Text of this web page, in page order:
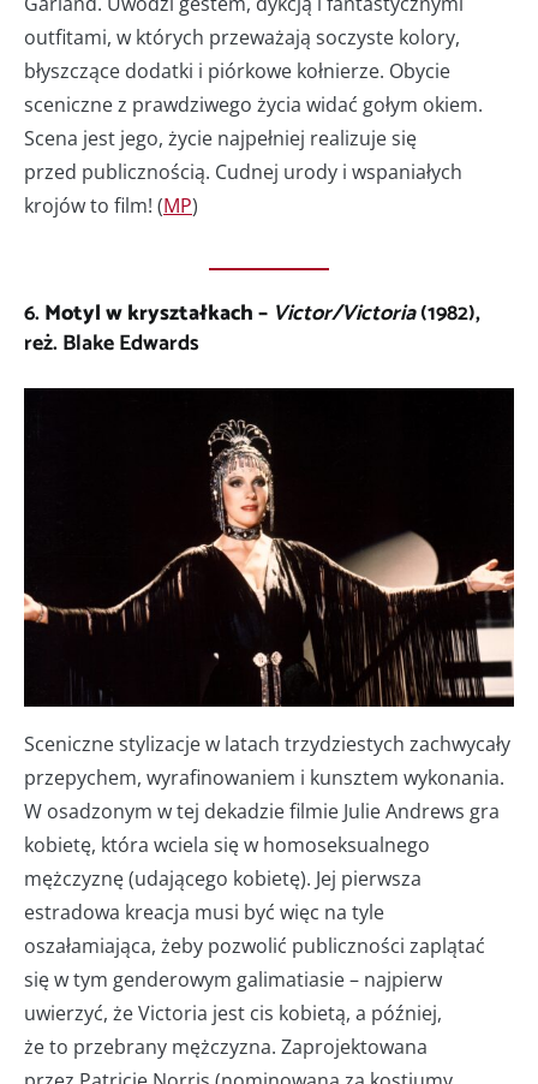
outfitami, w których przeważają soczyste kolory,
błyszczące dodatki i piórkowe kołnierze. Obycie
sceniczne z prawdziwego życia widać gołym okiem.
Scena jest jego, życie najpełniej realizuje się
przed publicznością. Cudnej urody i wspaniałych
krojów to film! (MP)
6.Motyl w kryształkach – Victor/Victoria(1982),
reż. Blake Edwards
Sceniczne stylizacje w latach trzydziestych zachwycały
przepychem, wyrafinowaniem i kunsztem wykonania.
W osadzonym w tej dekadzie filmie Julie Andrews gra
kobietę, która wciela się w homoseksualnego
mężczyznę (udającego kobietę). Jej pierwsza
estradowa kreacja musi być więc na tyle
oszałamiająca, żeby pozwolić publiczności zaplątać
się w tym genderowym galimatiasie – najpierw
uwierzyć, że Victoria jest cis kobietą, a później,
że to przebrany mężczyzna. Zaprojektowana